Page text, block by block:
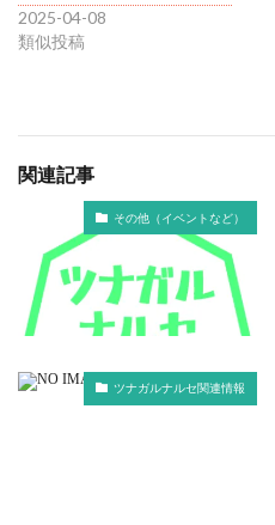
2025-04-08
類似投稿
関連記事
その他（イベントなど）
ツナガルナルセ関連情報